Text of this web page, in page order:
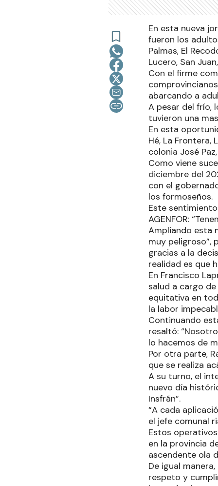
En esta nueva
fueron los
Palmas, El
Lucero, San
Con el firme
abarcando a
A pesar del frío,
tuvieron una
En esta
Hé, La Frontera,
colonia José
Como viene
diciembre del
con el
los formoseños.
Este
AGENFOR:
Ampliando esta
muy peligroso”,
gracias a la
realidad es que
En Francisco
salud a cargo
equitativa en
la labor
Continuando
resaltó:
lo hacemos de
Por otra parte,
que se realiza
A su turno, el
nuevo día
Insfrán”.
“A cada
el jefe comunal
Estos
en la provincia
ascendente ola
De igual
respeto y